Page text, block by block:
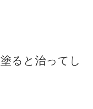
ると治ってし